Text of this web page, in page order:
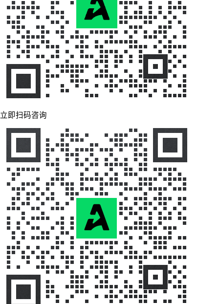
立即扫码咨询